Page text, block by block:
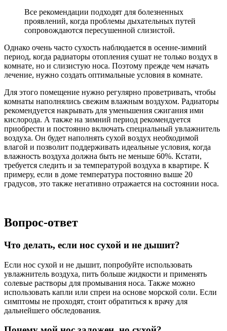
Все рекомендации подходят для болезненных
проявлений, когда проблемы дыхательных путей
сопровождаются пересушенной слизистой.
Однако очень часто сухость наблюдается в осенне-зимний
период, когда радиаторы отопления сушат не только воздух в
комнате, но и слизистую носа. Поэтому прежде чем начать
лечение, нужно создать оптимальные условия в комнате.
Для этого помещение нужно регулярно проветривать, чтобы
комнаты наполнялись свежим влажным воздухом. Радиаторы
рекомендуется накрывать для уменьшения сжигания ими
кислорода. А также на зимний период рекомендуется
приобрести и постоянно включать специальный увлажнитель
воздуха. Он будет наполнять сухой воздух необходимой
влагой и позволит поддерживать идеальные условия, когда
влажность воздуха должна быть не меньше 60%. Кстати,
требуется следить и за температурой воздуха в квартире. К
примеру, если в доме температура постоянно выше 20
градусов, это также негативно отражается на состоянии носа.
Вопрос-ответ
Что делать, если нос сухой и не дышит?
Если нос сухой и не дышит, попробуйте использовать
увлажнитель воздуха, пить больше жидкости и применять
солевые растворы для промывания носа. Также можно
использовать капли или спреи на основе морской соли. Если
симптомы не проходят, стоит обратиться к врачу для
дальнейшего обследования.